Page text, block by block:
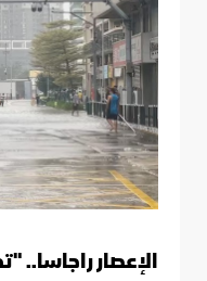
الإعصار راجاسا..